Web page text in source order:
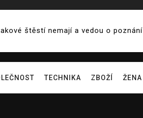
štěstí nemají a vedou o poznání
TECHNIKA ZBOŽÍ ŽENA